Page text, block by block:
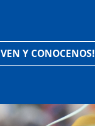
VEN Y CONOCENOS!